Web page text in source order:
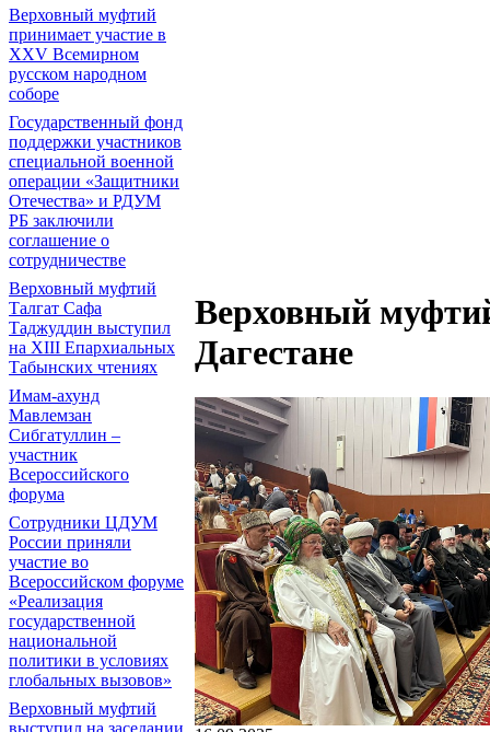
Верховный муфтий
принимает участие в
XXV Всемирном
русском народном
соборе
Государственный фонд
поддержки участников
специальной военной
операции «Защитники
Отечества» и РДУМ
РБ заключили
соглашение о
сотрудничестве
Верховный муфтий
Талгат Сафа
Таджуддин выступил
на ХIII Епархиальных
Табынских чтениях
Имам-ахунд
Мавлемзан
Сибгатуллин –
участник
Всероссийского
форума
Сотрудники ЦДУМ
России приняли
участие во
Всероссийском форуме
«Реализация
государственной
национальной
политики в условиях
глобальных вызовов»
Верховный муфтий
выступил на заседании
Верховный
Дагестане